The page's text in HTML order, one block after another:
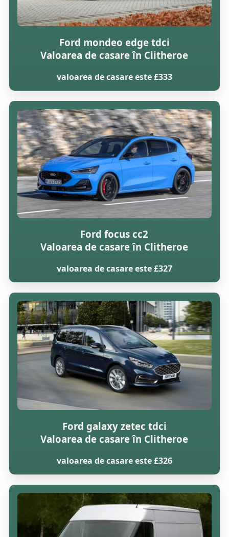
Ford mondeo edge tdci
Valoarea de casare în Clitheroe
valoarea de casare este £333
Ford focus cc2
Valoarea de casare în Clitheroe
valoarea de casare este £327
Ford galaxy zetec tdci
Valoarea de casare în Clitheroe
valoarea de casare este £326